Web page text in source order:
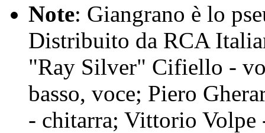
Note: Giangrano è lo
Distribuito da RCA
"Ray Silver" Cifiello -
basso, voce; Piero
- chitarra; Vittorio Volpe